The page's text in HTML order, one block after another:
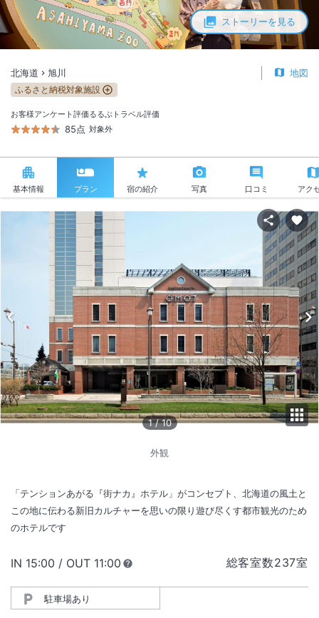
ストーリーを見る
北海道 旭川 地図
ふるさと納税対象施設
お客様アンケート評価
85点
るるぶトラベル評価
対象外
基本情報 プラン 宿の紹介 写真 口コミ アク
1 /10
外観
「テンションあがる『街ナカ』ホテル」がコンセプト、北海道の風土と
この地に伝わる新旧カルチャーを思いの限り遊び尽くす都市観光のため
のホテルです
総客室数237室
IN チェックイン
15:00 / OUT チェックアウト
11:00
駐車場あり